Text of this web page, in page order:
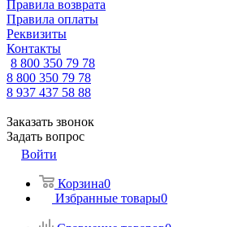
Правила возврата
Правила оплаты
Реквизиты
Контакты
8 800 350 79 78
8 800 350 79 78
8 937 437 58 88
Заказать звонок
Задать вопрос
Войти
Корзина0
Избранные товары0